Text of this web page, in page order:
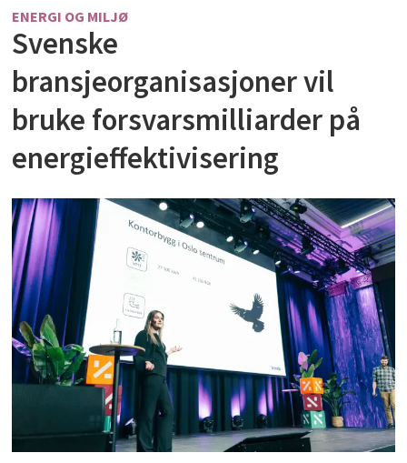
ENERGI OG MILJØ
Svenske
bransjeorganisasjoner vil
bruke forsvarsmilliarder på
energieffektivisering